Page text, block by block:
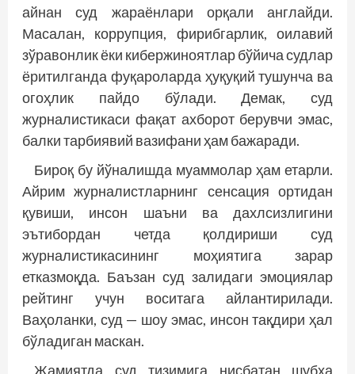
айнан суд жараёнлари орқали англайди.
Масалан, коррупция, фирибгарлик, оилавий
зўравонлик ёки кибержиноятлар бўйича судлар
ёритилганда фуқароларда ҳуқуқий тушунча ва
огоҳлик пайдо бўлади. Демак, суд
журналистикаси фақат ахборот берувчи эмас,
балки тарбиявий вазифани ҳам бажаради.
Бироқ бу йўналишда муаммолар ҳам етарли.
Айрим журналистларнинг сенсация ортидан
қувиши, инсон шаъни ва дахлсизлигини
эътибордан четда қолдириши суд
журналистикасининг моҳиятига зарар
етказмоқда. Баъзан суд залидаги эмоциялар
рейтинг учун воситага айлантирилади.
Ваҳоланки, суд — шоу эмас, инсон тақдири ҳал
бўладиган маскан.
Жамиятда суд тизимига нисбатан шубҳа